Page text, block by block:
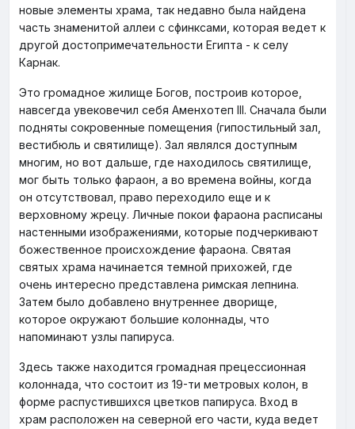
новые элементы храма, так недавно была найдена
часть знаменитой аллеи с сфинксами, которая ведет к
другой достопримечательности Египта - к селу
Карнак.
Это громадное жилище Богов, построив которое,
навсегда увековечил себя Аменхотеп III. Сначала были
подняты сокровенные помещения (гипостильный зал,
вестибюль и святилище). Зал являлся доступным
многим, но вот дальше, где находилось святилище,
мог быть только фараон, а во времена войны, когда
он отсутствовал, право переходило еще и к
верховному жрецу. Личные покои фараона расписаны
настенными изображениями, которые подчеркивают
божественное происхождение фараона. Святая
святых храма начинается темной прихожей, где
очень интересно представлена римская лепнина.
Затем было добавлено внутреннее дворище,
которое окружают большие колоннады, что
напоминают узлы папируса.
Здесь также находится громадная прецессионная
колоннада, что состоит из 19-ти метровых колон, в
форме распустившихся цветков папируса. Вход в
храм расположен на северной его части, куда ведет